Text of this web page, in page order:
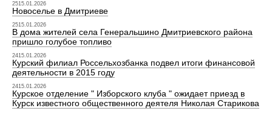
2515.01.2026
Новоселье в Дмитриеве
2515.01.2026
В дома жителей села Генеральшино Дмитриевского района
пришло голубое топливо
2415.01.2026
Курский филиал Россельхозбанка подвел итоги финансовой
деятельности в 2015 году
2415.01.2026
Курское отделение " Изборского клуба " ожидает приезд в
Курск известного общественного деятеля Николая Старикова